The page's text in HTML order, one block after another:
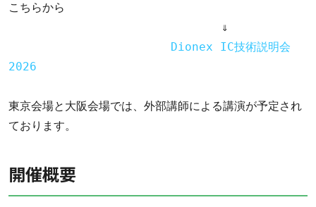
こちらから
⇓
Dionex IC技術説明会
2026
東京会場と大阪会場では、外部講師による講演が予定され
ております。
開催概要